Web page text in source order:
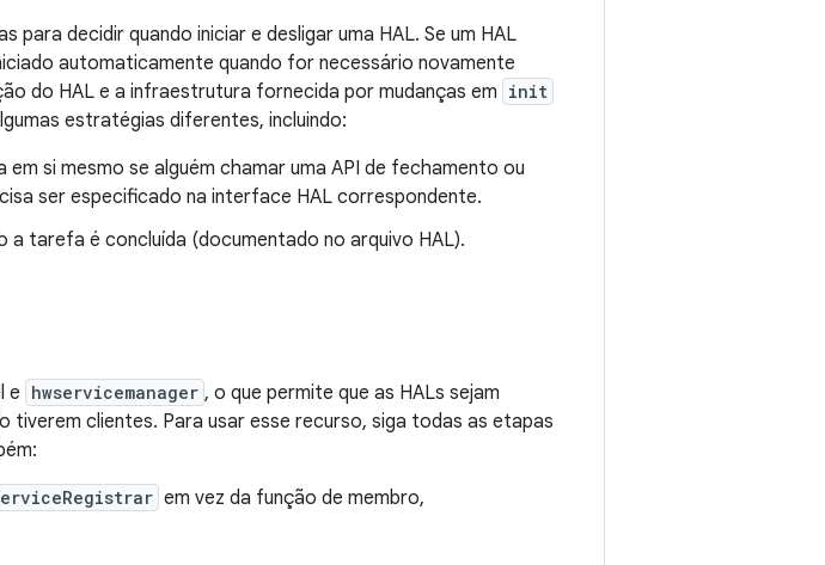
para decidir quando iniciar e desligar uma HAL. Se um HAL
automaticamente quando for necessário novamente
do HAL e a infraestrutura fornecida por mudanças em init
estratégias diferentes, incluindo:
si mesmo se alguém chamar uma API de fechamento ou
ser especificado na interface HAL correspondente.
a tarefa é concluída (documentado no arquivo HAL).
e hwservicemanager , o que permite que as HALs sejam
tiverem clientes. Para usar esse recurso, siga todas as etapas
em vez da função de membro,